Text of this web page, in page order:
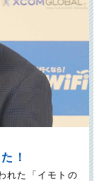
！
れた「イモトの